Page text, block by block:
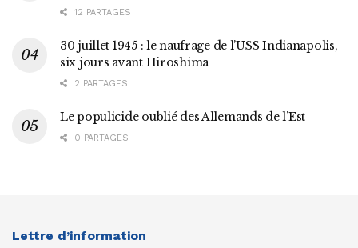
12 PARTAGES
30 juillet 1945 : le naufrage de l’USS Indianapolis,
six jours avant Hiroshima
2 PARTAGES
Le populicide oublié des Allemands de l’Est
0 PARTAGES
Lettre d’information